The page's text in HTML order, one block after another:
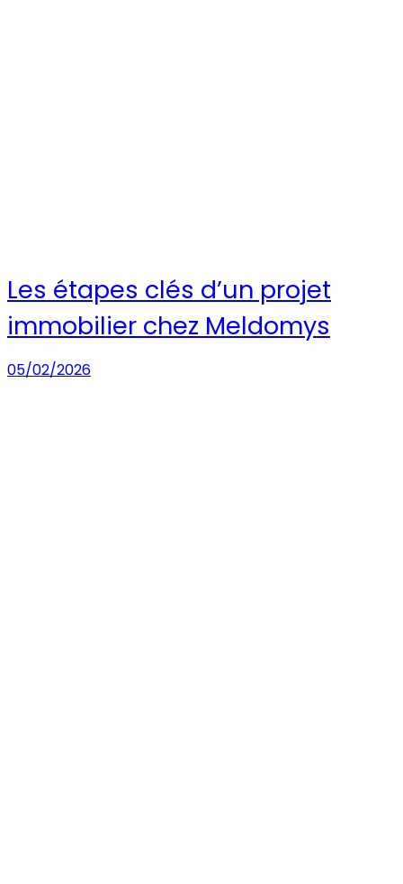
Les étapes clés d’un projet
immobilier chez Meldomys
05/02/2026